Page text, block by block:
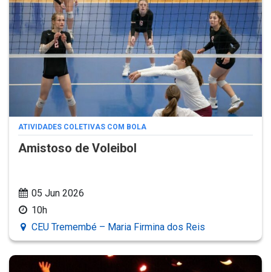
ATIVIDADES COLETIVAS COM BOLA
Amistoso de Voleibol
05 Jun 2026
10h
CEU Tremembé – Maria Firmina dos Reis